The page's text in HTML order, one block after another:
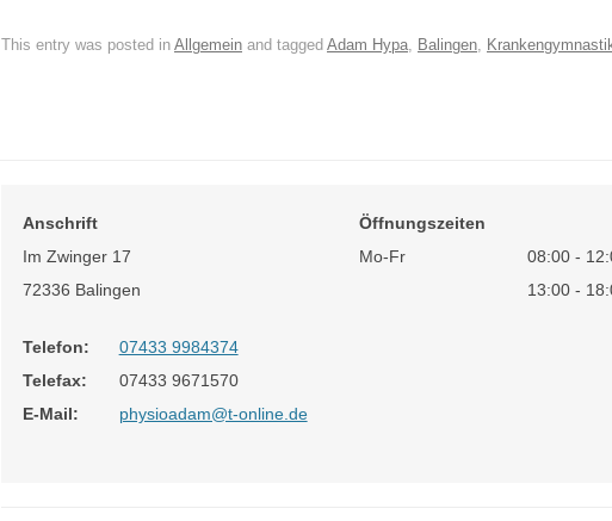
This entry was posted in Allgemein and tagged Adam Hypa, Balingen,
Anschrift
Im Zwinger 17
72336 Balingen
Telefon:
Telefax:
E-Mail:
07433 9984374
07433 9671570
physioadam@t-online.de
Öffnungszeiten
Mo-Fr
08:00 -
13:00 -